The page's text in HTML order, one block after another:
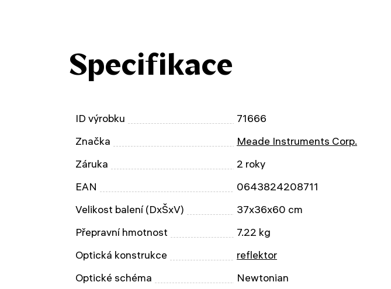
Specifikace
ID výrobku
71666
Značka
Meade Instruments Corp.
Záruka
2 roky
EAN
0643824208711
Velikost balení (DxŠxV)
37x36x60 cm
Přepravní hmotnost
7.22 kg
Optická konstrukce
reflektor
Optické schéma
Newtonian